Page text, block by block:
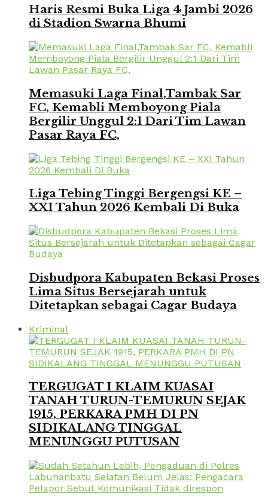
Haris Resmi Buka Liga 4 Jambi 2026
di Stadion Swarna Bhumi
Memasuki Laga Final,Tambak Sar
FC, Kemabli Memboyong Piala
Bergilir Unggul 2:1 Dari Tim Lawan
Pasar Raya FC,
Liga Tebing Tinggi Bergengsi KE –
XXI Tahun 2026 Kembali Di Buka
Disbudpora Kabupaten Bekasi Proses
Lima Situs Bersejarah untuk
Ditetapkan sebagai Cagar Budaya
Kriminal
TERGUGAT I KLAIM KUASAI
TANAH TURUN-TEMURUN SEJAK
1915, PERKARA PMH DI PN
SIDIKALANG TINGGAL
MENUNGGU PUTUSAN